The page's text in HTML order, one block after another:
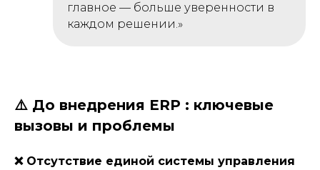
главное — больше уверенности в
каждом решении.»
⚠️ До внедрения ERP : ключевые
вызовы и проблемы
❌ Отсутствие единой системы управления